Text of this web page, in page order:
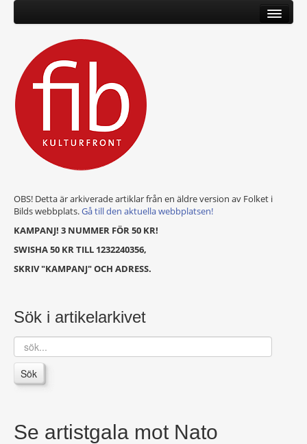
OBS! Detta är arkiverade artiklar från en äldre version av Folket i
Bilds webbplats.Gå till den aktuella webbplatsen!
KAMPANJ! 3 NUMMER FÖR 50 KR!
SWISHA 50 KR TILL 1232240356,
SKRIV "KAMPANJ" OCH ADRESS.
Sök i artikelarkivet
sök...
Sök
Se artistgala mot Nato